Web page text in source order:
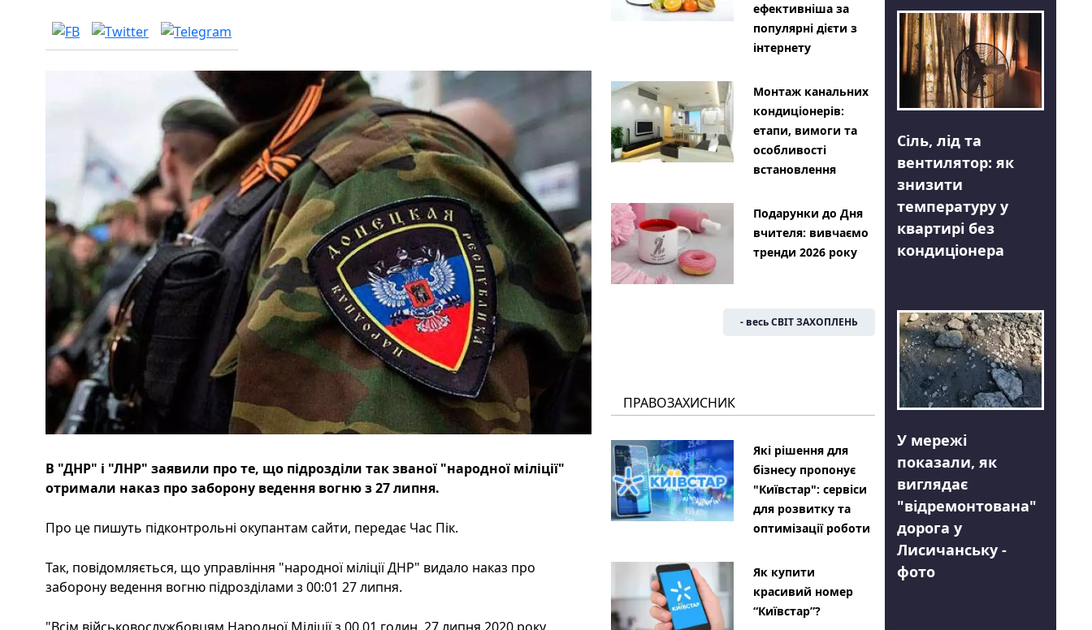
В "ДНР" і "ЛНР" заявили про те, що підрозділи так званої "народної міліції"
отримали наказ про заборону ведення вогню з 27 липня.
Про це пишуть підконтрольні окупантам сайти, передає Час Пік.
Так, повідомляється, що управління "народної міліції ДНР" видало наказ про
заборону ведення вогню підрозділами з 00:01 27 липня.
ефективніша за
популярні дієти з
інтернету
Монтаж канальних
кондиціонерів:
етапи, вимоги та
особливості
встановлення
Подарунки до Дня
вчителя: вивчаємо
тренди 2026 року
- весь СВІТ ЗАХОПЛЕНЬ
ПРАВОЗАХИСНИК
Які рішення для
бізнесу пропонує
"Київстар": сервіси
для розвитку та
оптимізації роботи
Як купити
красивий номер
“Київстар”?
Сіль, лід та
вентилятор: як
знизити
температуру у
квартирі без
кондиціонера
У мережі
показали, як
виглядає
"відремонтована"
дорога у
Лисичанську -
фото